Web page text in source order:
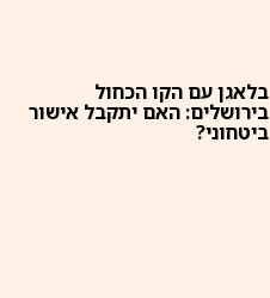
בלאגן עם הקו הכחול
בירושלים: האם יתקבל אישור
ביטחוני?